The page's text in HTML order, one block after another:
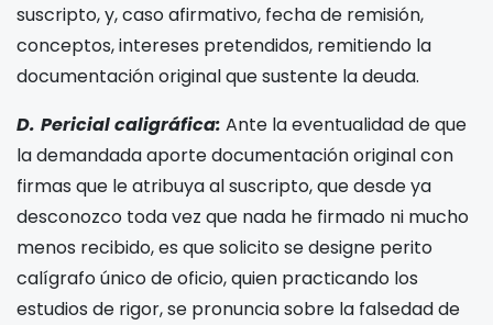
suscripto, y, caso afirmativo, fecha de remisión,
conceptos, intereses pretendidos, remitiendo la
documentación original que sustente la deuda.
D. Pericial caligráfica: Ante la eventualidad de que
la demandada aporte documentación original con
firmas que le atribuya al suscripto, que desde ya
desconozco toda vez que nada he firmado ni mucho
menos recibido, es que solicito se designe perito
calígrafo único de oficio, quien practicando los
estudios de rigor, se pronuncia sobre la falsedad de